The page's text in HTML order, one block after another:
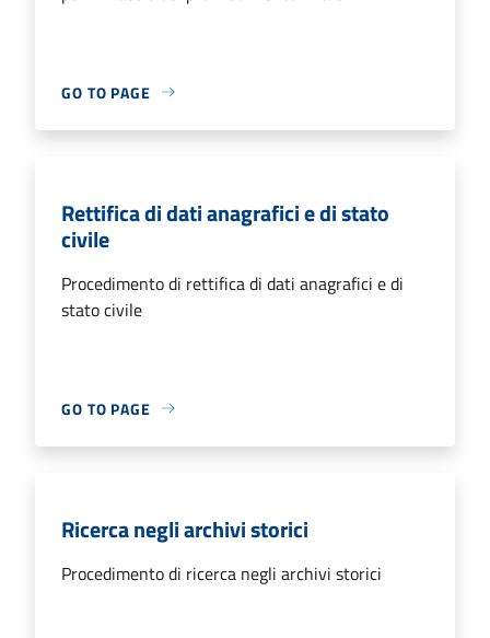
GO TO PAGE
Rettifica di dati anagrafici e di stato
civile
Procedimento di rettifica di dati anagrafici e di
stato civile
GO TO PAGE
Ricerca negli archivi storici
Procedimento di ricerca negli archivi storici